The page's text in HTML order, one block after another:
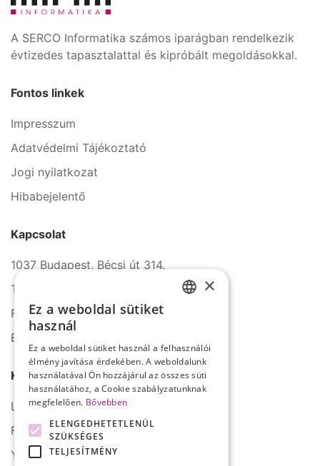
A SERCO Informatika számos iparágban rendelkezik
évtizedes tapasztalattal és kipróbált megoldásokkal.
Fontos linkek
Impresszum
Adatvédelmi Tájékoztató
Jogi nyilatkozat
Hibabejelentő
Kapcsolat
1037 Budapest, Bécsi út 314.
Tel.: +36 1 272 2140
Fax: +36 1 272 2150
E-mail: info@serco.hu
Kövessen minket
LinkedIn
Facebook
YouTube
×
Ez a weboldal sütiket
használ
Ez a weboldal sütiket használ a felhasználói
élmény javítása érdekében. A weboldalunk
használatával Ön hozzájárul az összes süti
használatához, a Cookie szabályzatunknak
megfelelően. Bővebben
ELENGEDHETETLENÜL
SZÜKSÉGES
TELJESÍTMÉNY